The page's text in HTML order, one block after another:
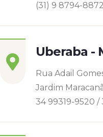
(31) 9 8794-
Uberaba -
Rua Adail
Jardim
34 99319-9520 /